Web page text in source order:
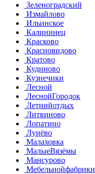
Зеленоградский
Измайлово
Ильинское
Калининец
Красково
Красновидово
Кратово
Кудиново
Кузнечики
Лесной
ЛеснойГородок
Летнийотдых
Литвиново
Лопатино
Лунёво
Малаховка
МалыеВязёмы
Мансурово
Мебельнойфабрики